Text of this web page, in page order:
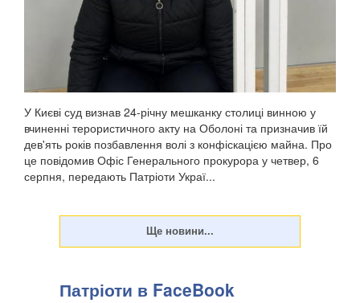
У Києві суд визнав 24-річну мешканку столиці винною у
вчиненні терористичного акту на Оболоні та призначив їй
дев'ять років позбавлення волі з конфіскацією майна. Про
це повідомив Офіс Генерального прокурора у четвер, 6
серпня, передають Патріоти Украї...
Патріоти в FaceBook